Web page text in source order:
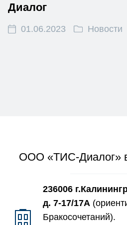
Диалог
01.06.2023 Новости
ООО «ТИС-Диалог»
236006
д. 7-17/17А
Бракосочетаний).